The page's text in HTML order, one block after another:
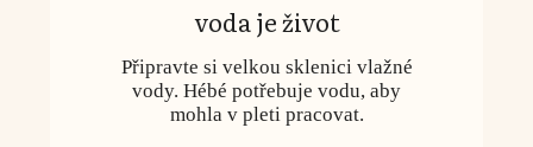
voda je život
Připravte si velkou sklenici vlažné
vody. Hébé potřebuje vodu, aby
mohla v pleti pracovat.